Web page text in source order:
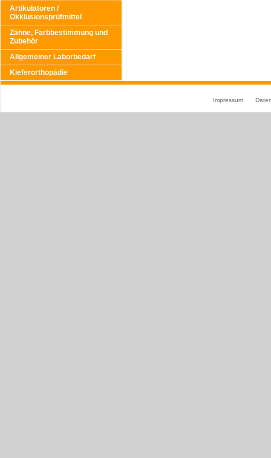
Artikulatoren /
Okklusionsprüfmittel
Zähne, Farbbestimmung und
Zubehör
Allgemeiner Laborbedarf
Kieferorthopädie
Impressum